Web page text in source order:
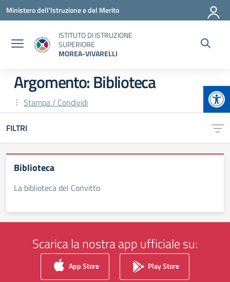
Vai ai contenuti
Vai al menu di navigazione
Vai al footer
Ministero dell'Istruzione e del Merito
ISTITUTO DI ISTRUZIONE
SUPERIORE
MOREA-VIVARELLI
Argomento: Biblioteca
Stampa / Condividi
FILTRI
Biblioteca
La biblioteca del Convitto
Scarica la nostra app ufficiale su:
App Store Play Store